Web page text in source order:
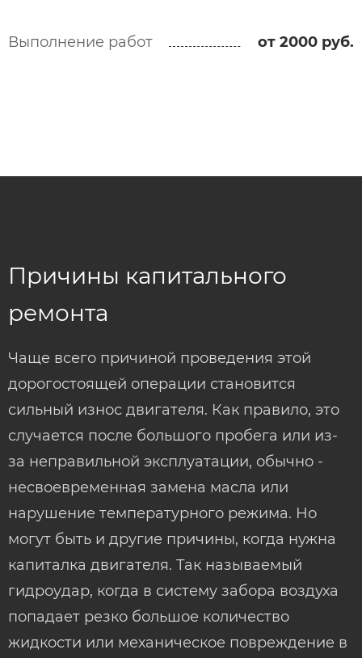
Выполнение работ от 2000 руб.
Причины капитального
ремонта
Чаще всего причиной проведения этой
дорогостоящей операции становится
сильный износ двигателя. Как правило, это
случается после большого пробега или из-
за неправильной эксплуатации, обычно -
несвоевременная замена масла или
нарушение температурного режима. Но
могут быть и другие причины, когда нужна
капиталка двигателя. Так называемый
гидроудар, когда в систему забора воздуха
попадает резко большое количество
жидкости или механическое повреждение в